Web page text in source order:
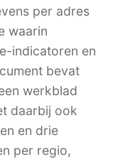
per adres
waarin
indicatoren en
bevat
werkblad
daarbij ook
en drie
per regio,